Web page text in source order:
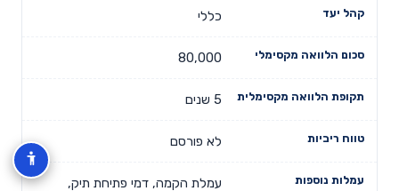
כללי
80,000
5 שנים
לא פורסם
עמלת הקמה, דמי פתיחת תיק,